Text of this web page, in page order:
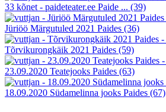
33 kõnet - paideteater.ee Paide ... (39)
Jüriöö Märgutuled 2021 Paides (36)
Tõrvikurongkäik 2021 Paides (59)
23.09.2020 Teatejooks Paides (63)
18.09.2020 Südamelinna jooks Paides (67)